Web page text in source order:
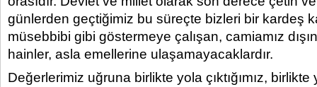
günlerden geçtiğimiz bu süreçte bizleri bir kardeş
müsebbibi gibi göstermeye çalışan, camiamız
hainler, asla emellerine ulaşamayacaklardır.
Değerlerimiz uğruna birlikte yola çıktığımız, birlikte